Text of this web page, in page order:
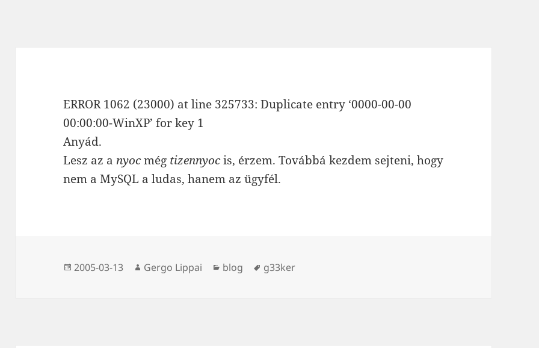
ERROR 1062 (23000) at line 325733: Duplicate entry ‘0000-00-00
00:00:00-WinXP’ for key 1
Anyád.
Lesz az a nyocmég tizennyocis, érzem. Továbbá kezdem sejteni, hogy
nem a MySQL a ludas, hanem az ügyfél.
Közzétéve
2005-03-13 Szerző
Gergo Lippai Kategória
blog Címke
g33ker